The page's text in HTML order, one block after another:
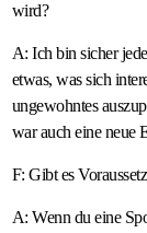
wird?
A: Ich bin sicher
etwas, was sich
ungewohntes
war auch eine neue
F: Gibt es
A: Wenn du eine